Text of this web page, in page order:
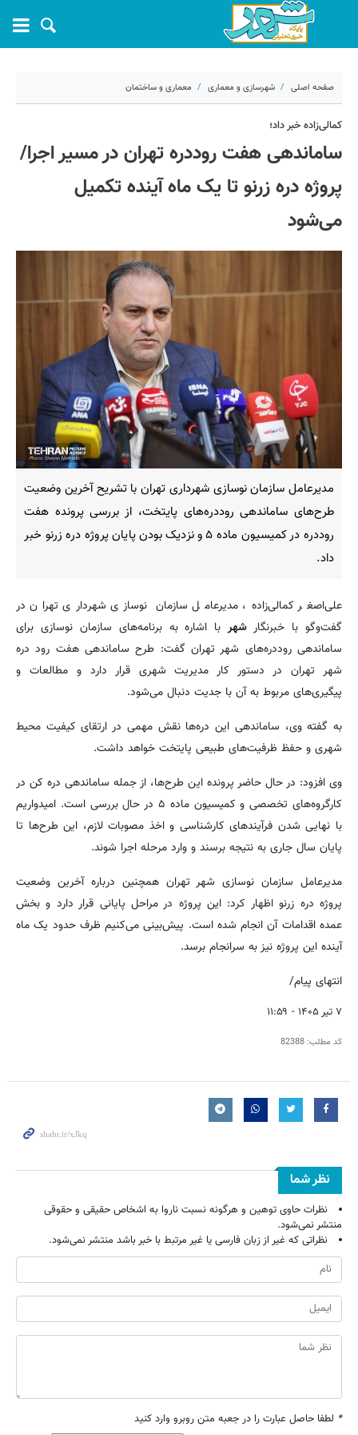
صفحه اصلی شهرسازی و معماری معماری و ساختمان
۷ تیر ۱۴۰۵ - ۱۱:۵۹
کد مطلب: 82388
کمالی‌زاده خبر داد؛
ساماندهی هفت روددره تهران در مسیر اجرا/
پروژه دره زرنو تا یک ماه آینده تکمیل
می‌شود
مدیرعامل سازمان نوسازی شهرداری تهران با تشریح آخرین وضعیت
طرح‌های ساماندهی روددره‌های پایتخت، از بررسی پرونده هفت
روددره در کمیسیون ماده ۵ و نزدیک بودن پایان پروژه دره زرنو خبر
داد.
علی‌اصغر کمالی‌زاده، مدیرعامل سازمان‌ نوسازی شهرداری تهران در
گفت‌وگو با خبرنگار شهربا اشاره به برنامه‌های سازمان نوسازی برای
ساماندهی روددره‌های شهر تهران گفت: طرح ساماندهی هفت رود دره
شهر تهران در دستور کار مدیریت شهری قرار دارد و مطالعات و
پیگیری‌های مربوط به آن با جدیت دنبال می‌شود.
به گفته وی، ساماندهی این دره‌ها نقش مهمی در ارتقای کیفیت محیط
شهری و حفظ ظرفیت‌های طبیعی پایتخت خواهد داشت.
وی افزود: در حال حاضر پرونده این طرح‌ها، از جمله ساماندهی دره کن در
کارگروه‌های تخصصی و کمیسیون ماده ۵ در حال بررسی است. امیدواریم
با نهایی شدن فرآیندهای کارشناسی و اخذ مصوبات لازم، این طرح‌ها تا
پایان سال جاری به نتیجه برسند و وارد مرحله اجرا شوند.
مدیرعامل سازمان نوسازی شهر تهران همچنین درباره آخرین وضعیت
پروژه دره زرنو اظهار کرد: این پروژه در مراحل پایانی قرار دارد و بخش
عمده اقدامات آن انجام شده است. پیش‌بینی می‌کنیم ظرف حدود یک ماه
آینده این پروژه نیز به سرانجام برسد.
انتهای پیام/
۷ تیر ۱۴۰۵ - ۱۱:۵۹
کد مطلب: 82388
نظر شما
نظرات حاوی توهین و هرگونه نسبت ناروا به اشخاص حقیقی و حقوقی
منتشر نمی‌شود.
نظراتی که غیر از زبان فارسی یا غیر مرتبط با خبر باشد منتشر نمی‌شود.
* لطفا حاصل عبارت را در جعبه متن روبرو وارد کنید